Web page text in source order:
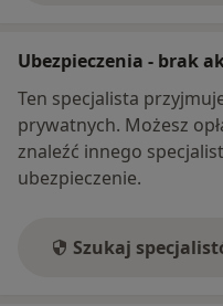
Ubezpieczenia - brak
Ten specjalista
prywatnych. Możesz
znaleźć innego
ubezpieczenie.
Szukaj